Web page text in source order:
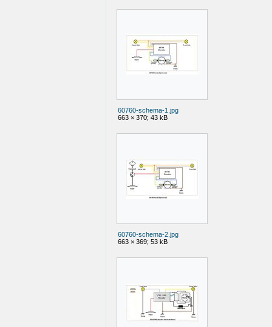
60760-schema-1.jpg
663 × 370; 43 kB
60760-schema-2.jpg
663 × 369; 53 kB